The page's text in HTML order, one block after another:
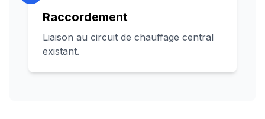
Raccordement
Liaison au circuit de chauffage central
existant.